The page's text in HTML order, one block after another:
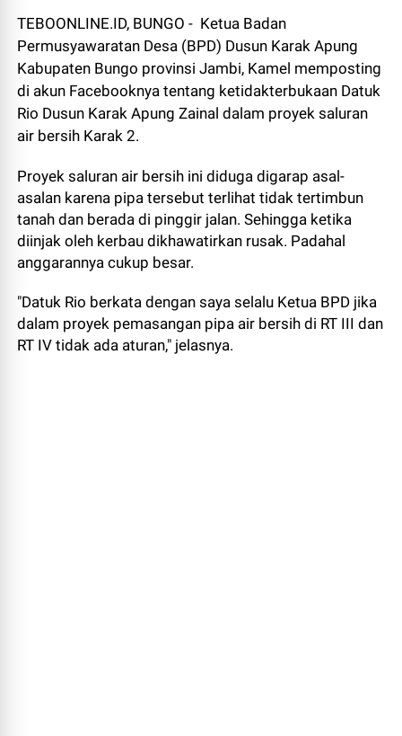
TEBOONLINE.ID, BUNGO - Ketua Badan
Permusyawaratan Desa (BPD) Dusun Karak Apung
Kabupaten Bungo provinsi Jambi, Kamel memposting
di akun Facebooknya tentang ketidakterbukaan Datuk
Rio Dusun Karak Apung Zainal dalam proyek saluran
air bersih Karak 2.
Proyek saluran air bersih ini diduga digarap asal-
asalan karena pipa tersebut terlihat tidak tertimbun
tanah dan berada di pinggir jalan. Sehingga ketika
diinjak oleh kerbau dikhawatirkan rusak. Padahal
anggarannya cukup besar.
"Datuk Rio berkata dengan saya selalu Ketua BPD jika
dalam proyek pemasangan pipa air bersih di RT III dan
RT IV tidak ada aturan," jelasnya.